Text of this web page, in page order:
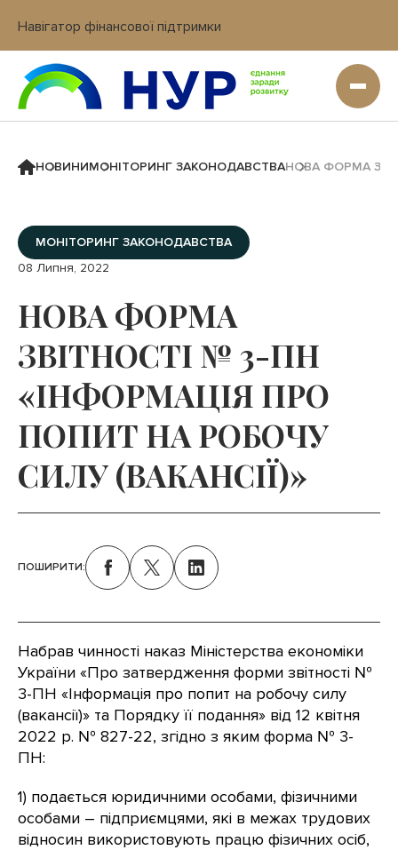
Навігатор фінансової підтримки
Вхід в кабінет IT платформи
НОВИНИМОНІТОРИНГ ЗАКОНОДАВСТВАНОВА ФОРМА
МОНІТОРИНГ ЗАКОНОДАВСТВА
08 Липня, 2022
НОВА ФОРМА
ЗВІТНОСТІ № 3-ПН
«ІНФОРМАЦІЯ ПРО
ПОПИТ НА РОБОЧУ
СИЛУ (ВАКАНСІЇ)»
Набрав чинності наказ Міністерства економіки
України «Про затвердження форми звітності №
3-ПН «Інформація про попит на робочу силу
(вакансії)» та Порядку її подання» від 12 квітня
2022 р. № 827-22, згідно з яким форма № 3-
ПН:
1) подається юридичними особами, фізичними
особами – підприємцями, які в межах трудових
відносин використовують працю фізичних осіб,
ПОШИРИТИ: